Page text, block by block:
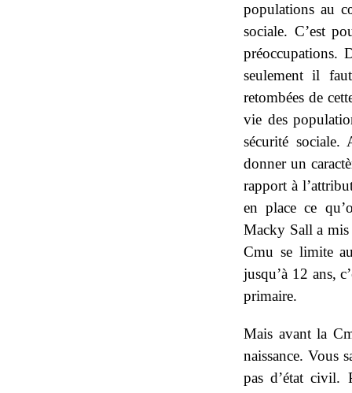
populations au
sociale. C’est
préoccupations.
seulement il
retombées de
vie des
sécurité
donner un
rapport à
en place ce
Macky Sall a mis
Cmu se limite
jusqu’à 12 ans,
primaire.
Mais avant la
naissance. Vous
pas d’état civil.